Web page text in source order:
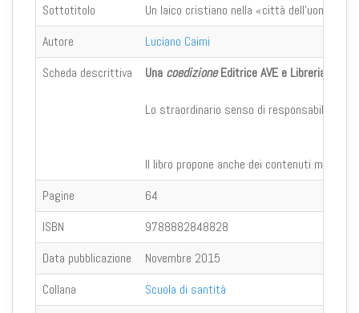
Sottotitolo
Un laico cristiano nella «città dell'uomo»
Autore
Luciano Caimi
Scheda descrittiva
Una coedizioneEditrice AVE e Libreria
Lo straordinario senso di responsabilità
Il libro propone anche dei contenuti
Pagine
64
ISBN
9788882848828
Data pubblicazione
Novembre 2015
Collana
Scuola di santità